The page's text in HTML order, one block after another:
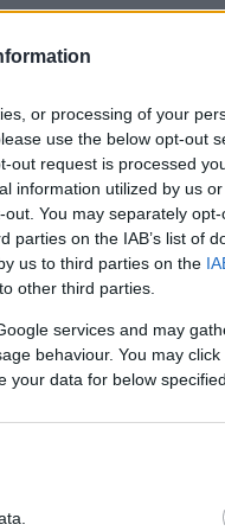
or processing of your
use the below opt-out
out request is processed
information utilized by us
You may separately
parties on the IAB’s list of
us to third parties on the
other third parties.
services and may
behaviour. You may
your data for below
προκάλεσε
δυσχερή
έλειψαν τα
ζημιές.